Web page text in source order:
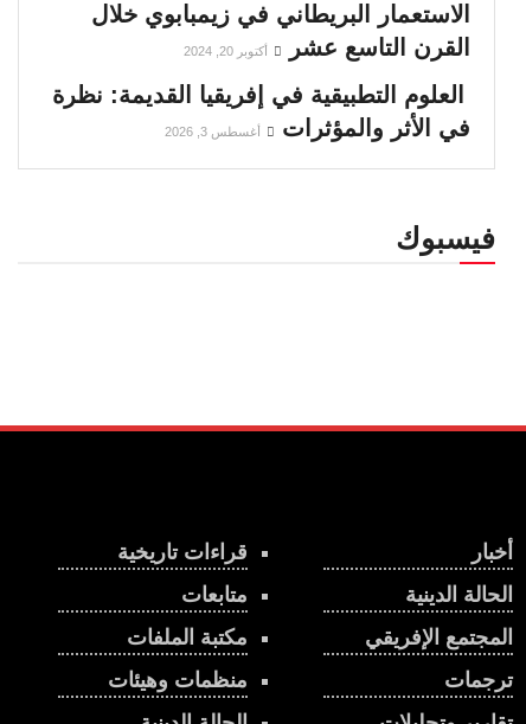
الاستعمار البريطاني في زيمبابوي خلال
القرن التاسع عشر
أكتوبر 20, 2024
العلوم التطبيقية في إفريقيا القديمة: نظرة
في الأثر والمؤثرات
أغسطس 3, 2026
فيسبوك
قراءات تاريخية
متابعات
مكتبة الملفات
منظمات وهيئات
أخبار
الحالة الدينية
المجتمع الإفريقي
ترجمات